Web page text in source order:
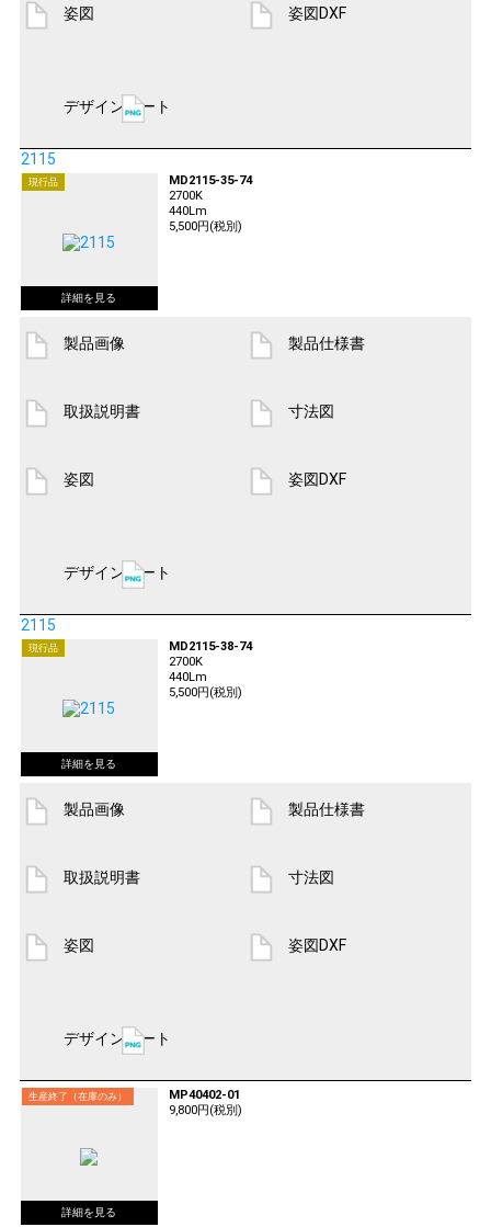
姿図 姿図DXF
デザインシート
2115
現行品
MD2115-35-74
2700K
440Lm
5,500円(税別)
製品画像 製品仕様書
取扱説明書 寸法図
姿図 姿図DXF
デザインシート
2115
現行品
MD2115-38-74
2700K
440Lm
5,500円(税別)
製品画像 製品仕様書
取扱説明書 寸法図
姿図 姿図DXF
デザインシート
生産終了（在庫のみ）
MP40402-01
9,800円(税別)